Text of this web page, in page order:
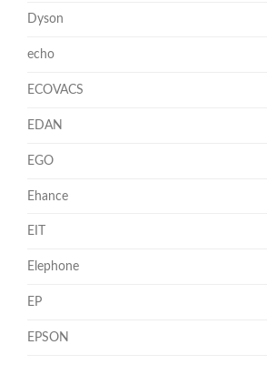
Dyson
echo
ECOVACS
EDAN
EGO
Ehance
EIT
Elephone
EP
EPSON